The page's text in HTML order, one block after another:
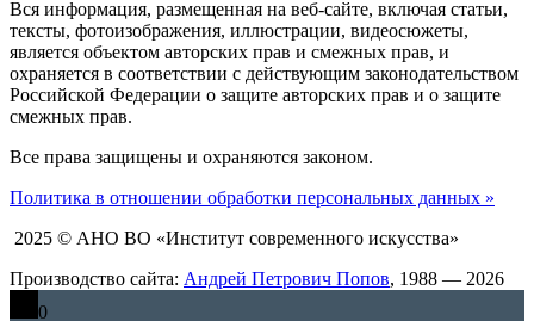
Вся информация, размещенная на веб-сайте, включая статьи,
тексты, фотоизображения, иллюстрации, видеосюжеты,
является объектом авторских прав и смежных прав, и
охраняется в соответствии с действующим законодательством
Российской Федерации о защите авторских прав и о защите
смежных прав.
Все права защищены и охраняются законом.
Политика в отношении обработки персональных данных »
2025 © АНО ВО «Институт современного искусства»
Производство сайта: Андрей Петрович Попов, 1988 — 2026
0